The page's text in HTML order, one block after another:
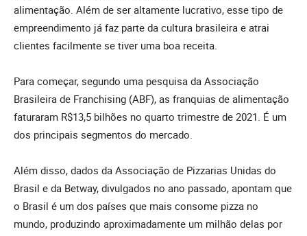
alimentação. Além de ser altamente lucrativo, esse tipo de
empreendimento já faz parte da cultura brasileira e atrai
clientes facilmente se tiver uma boa receita.
Para começar, segundo uma pesquisa da Associação
Brasileira de Franchising (ABF), as franquias de alimentação
faturaram R$13,5 bilhões no quarto trimestre de 2021. É um
dos principais segmentos do mercado.
Além disso, dados da Associação de Pizzarias Unidas do
Brasil e da Betway, divulgados no ano passado, apontam que
o Brasil é um dos países que mais consome pizza no
mundo, produzindo aproximadamente um milhão delas por